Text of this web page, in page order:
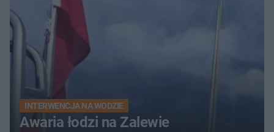
INTERWENCJA NA WODZIE
Awaria łodzi na Zalewie